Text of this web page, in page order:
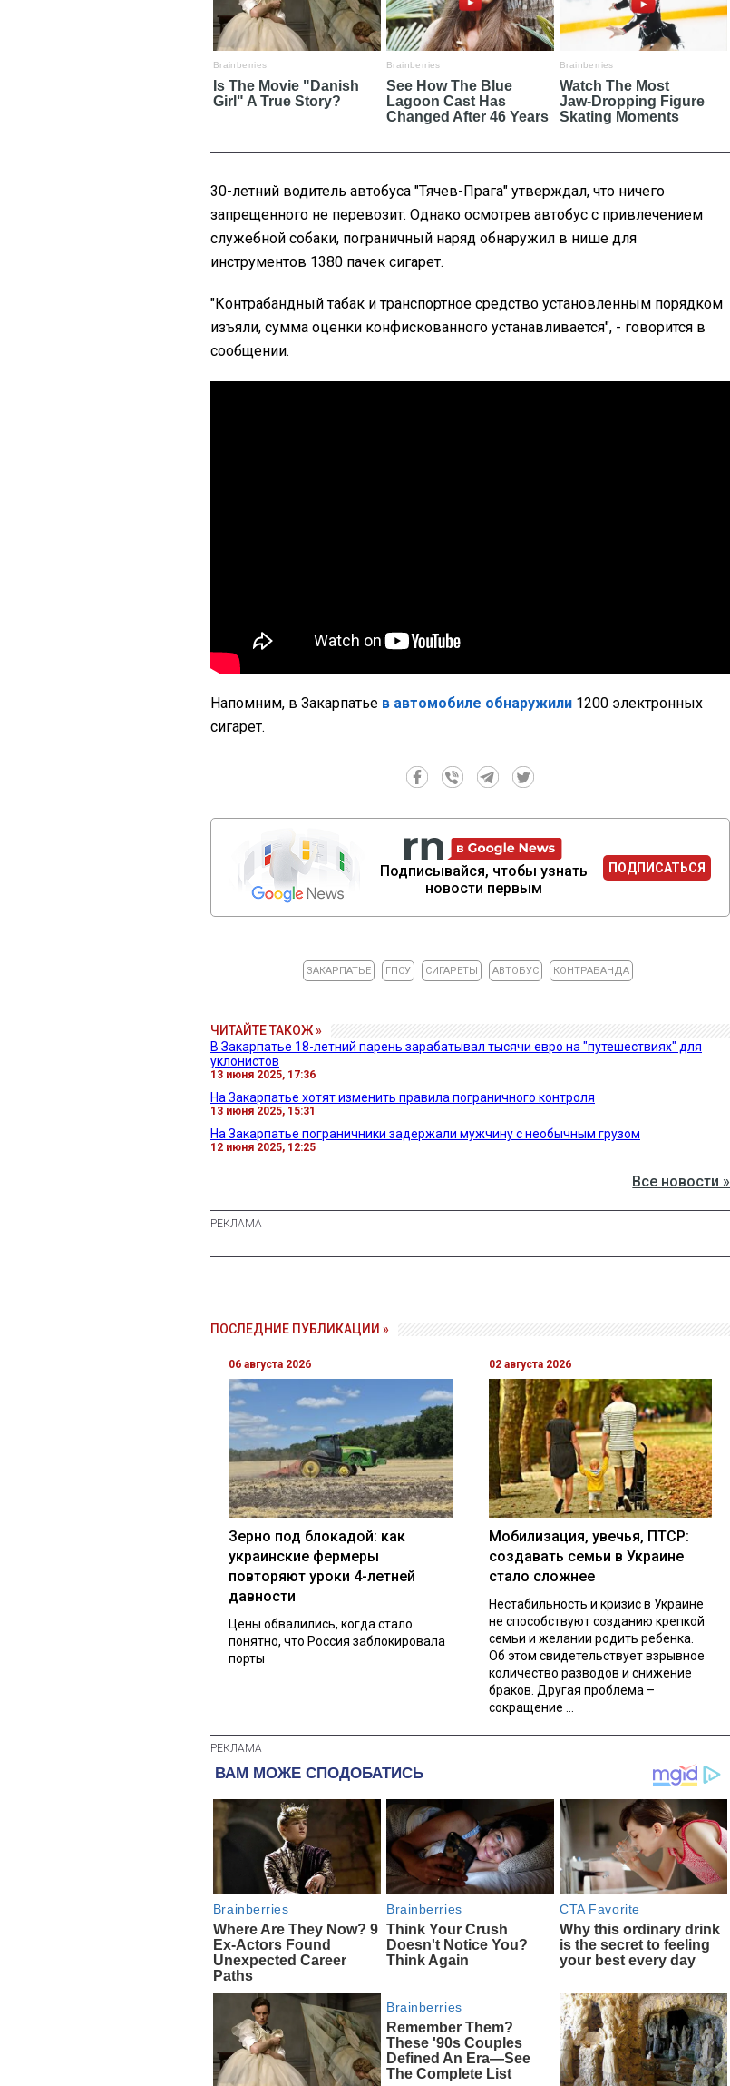
30-летний водитель автобуса "Тячев-Прага" утверждал, что ничего
запрещенного не перевозит. Однако осмотрев автобус с привлечением
служебной собаки, пограничный наряд обнаружил в нише для
инструментов 1380 пачек сигарет.
"Контрабандный табак и транспортное средство установленным порядком
изъяли, сумма оценки конфискованного устанавливается", - говорится в
сообщении.
Напомним, в Закарпатье в автомобиле обнаружили 1200 электронных
сигарет.
Подписывайся, чтобы узнать
новости первым
ПОДПИСАТЬСЯ
ЗАКАРПАТЬЕ ГПСУ СИГАРЕТЫ АВТОБУС КОНТРАБАНДА
ЧИТАЙТЕ ТАКОЖ »
В Закарпатье 18-летний парень зарабатывал тысячи евро на "путешествиях" для
уклонистов
13 июня 2025, 17:36
На Закарпатье хотят изменить правила пограничного контроля
13 июня 2025, 15:31
На Закарпатье пограничники задержали мужчину с необычным грузом
12 июня 2025, 12:25
Все новости »
ПОСЛЕДНИЕ ПУБЛИКАЦИИ »
06 августа 2026
Зерно под блокадой: как
украинские фермеры
повторяют уроки 4-летней
давности
Цены обвалились, когда стало
понятно, что Россия заблокировала
порты
02 августа 2026
Мобилизация, увечья, ПТСР:
создавать семьи в Украине
стало сложнее
Нестабильность и кризис в Украине
не способствуют созданию крепкой
семьи и желании родить ребенка.
Об этом свидетельствует взрывное
количество разводов и снижение
браков. Другая проблема –
сокращение ...